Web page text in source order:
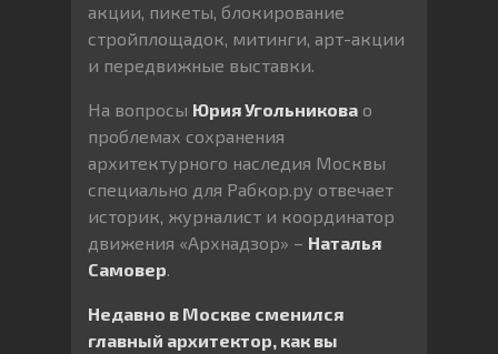
акции, пикеты, блокирование
стройплощадок, митинги, арт-акции
и передвижные выставки.
На вопросы Юрия Угольникова о
проблемах сохранения
архитектурного наследия Москвы
специально для Рабкор.ру отвечает
историк, журналист и координатор
движения «Архнадзор» – Наталья
Самовер.
Недавно в Москве сменился
главный архитектор, как вы